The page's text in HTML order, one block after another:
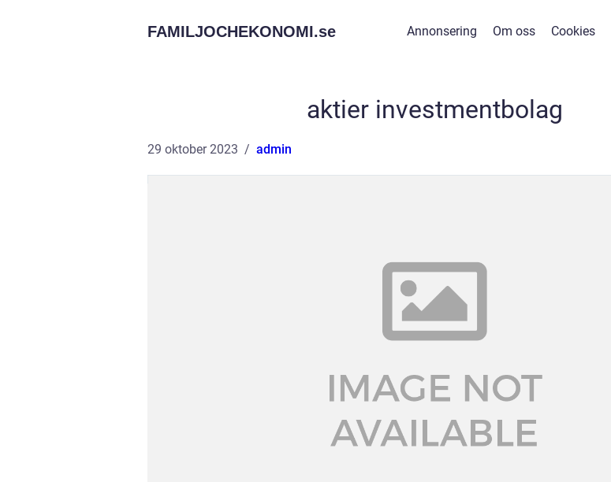
FAMILJOCHEKONOMI.se Annonsering Om oss Cookies
aktier investmentbolag
29 oktober 2023 admin